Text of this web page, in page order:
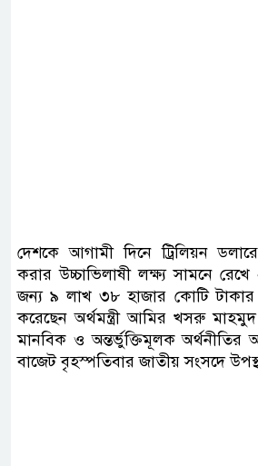
দেশকে আগামী দিনে ট্রিলিয়ন
করার উচ্চাভিলাষী লক্ষ্য সামনে
জন্য ৯ লাখ ৩৮ হাজার কোটি টাকার
করেছেন অর্থমন্ত্রী আমির খসরু মাহমুদ
মানবিক ও অন্তর্ভুক্তিমূলক অর্থনীতির
বাজেট বৃহস্পতিবার জাতীয় সংসদে